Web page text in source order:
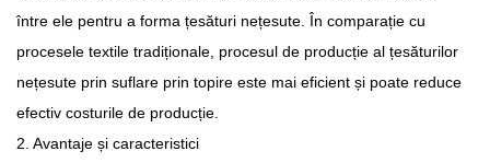
între ele pentru a forma țesături nețesute. În comparație cu
procesele textile tradiționale, procesul de producție al țesăturilor
nețesute prin suflare prin topire este mai eficient și poate reduce
efectiv costurile de producție.
2. Avantaje și caracteristici